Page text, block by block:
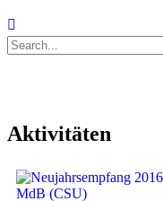
Aktivitäten